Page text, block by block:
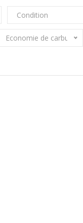
Condition
Economie de carburant